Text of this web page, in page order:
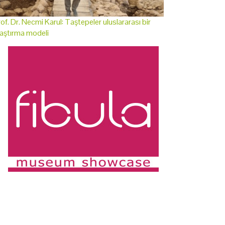
Dr. Necmi Karul: Taştepeler uluslararası bir
modeli